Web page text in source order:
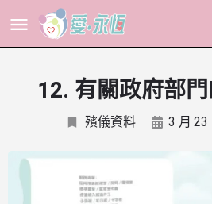
12. 有關政府部
殯儀資料 3 月 23